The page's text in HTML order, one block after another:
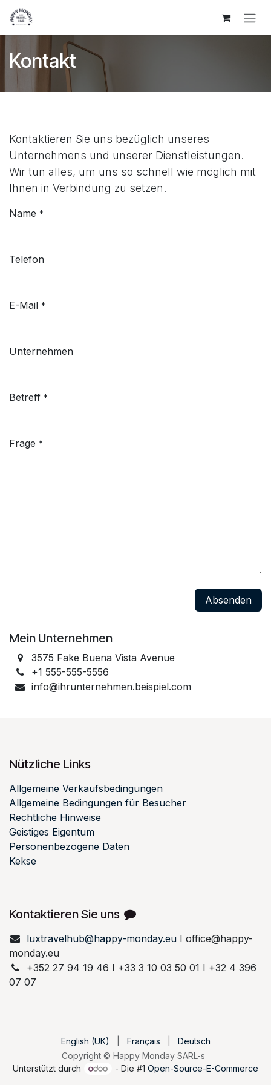
Zum Inhalt springen
Kontakt
Kontaktieren Sie uns bezüglich unseres
Unternehmens und unserer Dienstleistungen.
Wir tun alles, um uns so schnell wie möglich mit
Ihnen in Verbindung zu setzen.
Name *
Telefon
E-Mail *
Unternehmen
Betreff *
Frage *
Absenden
Mein Unternehmen
3575 Fake Buena Vista Avenue
+1 555-555-5556
info@ihrunternehmen.beispiel.com
Nützliche Links
Allgemeine Verkaufsbedingungen
Allgemeine Bedingungen für Besucher
Rechtliche Hinweise
Geistiges Eigentum
Personenbezogene Daten
Kekse
Kontaktieren Sie uns
luxtravelhub@happy-monday.euI office@happy-
monday.eu
+352 27 94 19 46 I +33 3 10 03 50 01 I +32 4 396
07 07
Copyright © Happy Monday SARL-s
English (UK) Français Deutsch
Unterstützt durch - Die #1Open-Source-E-Commerce